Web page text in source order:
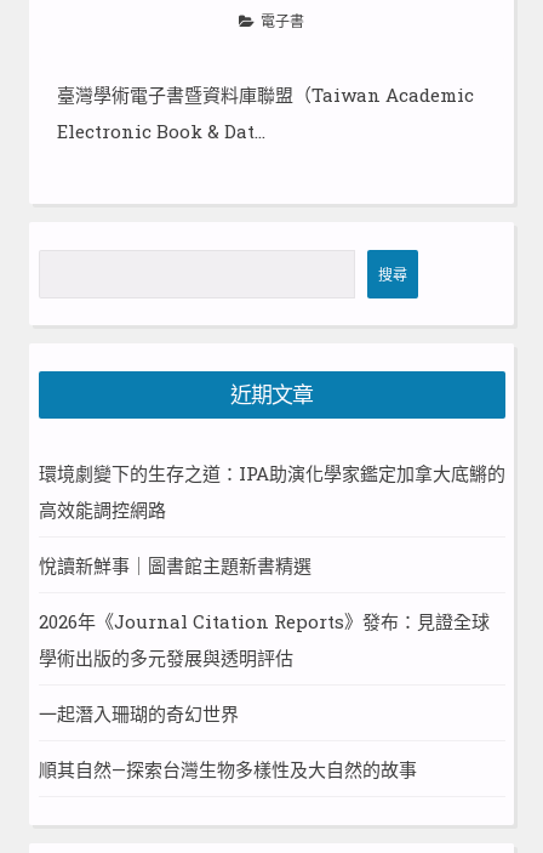
電子書
臺灣學術電子書暨資料庫聯盟（Taiwan Academic
Electronic Book & Dat…
尋
搜尋
近期文章
環境劇變下的生存之道：IPA助演化學家鑑定加拿大底鱂的
高效能調控網路
悅讀新鮮事｜圖書館主題新書精選
2026年《Journal Citation Reports》發布：見證全球
學術出版的多元發展與透明評估
一起潛入珊瑚的奇幻世界
順其自然—探索台灣生物多樣性及大自然的故事